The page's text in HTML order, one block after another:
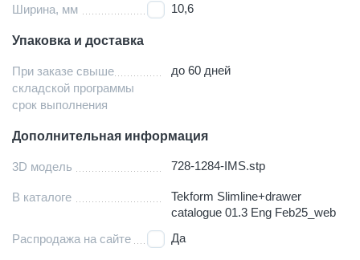
Ширина, мм 10,6
Упаковка и доставка
При заказе свыше
складской программы
срок выполнения
до 60 дней
Дополнительная информация
3D модель 728-1284-IMS.stp
В каталоге
Tekform Slimline+drawer
catalogue 01.3 Eng Feb25_web
Распродажа на сайте
Да